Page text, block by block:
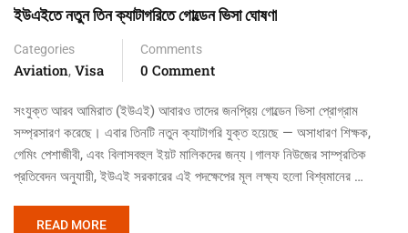
ইউএইতে নতুন তিন ক্যাটাগরিতে গোল্ডেন ভিসা ঘোষণা
Categories
Aviation, Visa
Comments
0 Comment
সংযুক্ত আরব আমিরাত (ইউএই) আবারও তাদের জনপ্রিয় গোল্ডেন ভিসা প্রোগ্রাম
সম্প্রসারণ করেছে। এবার তিনটি নতুন ক্যাটাগরি যুক্ত হয়েছে — অসাধারণ শিক্ষক,
গেমিং পেশাজীবী, এবং বিলাসবহুল ইয়ট মালিকদের জন্য।গালফ নিউজের সাম্প্রতিক
প্রতিবেদন অনুযায়ী, ইউএই সরকারের এই পদক্ষেপের মূল লক্ষ্য হলো বিশ্বমানের …
READ MORE